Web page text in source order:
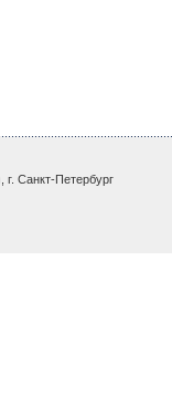
Санкт-Петербург